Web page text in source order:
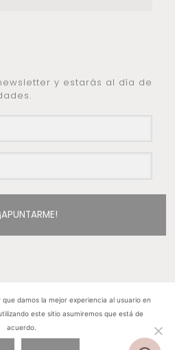
y estarás al día de
¡APUNTARME!
2015 © - Todos los
reservados
damos la mejor experiencia al usuario en
este sitio asumiremos que está de
acuerdo.